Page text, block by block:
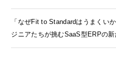
「なぜFit to Standardはうまくい
ジニアたちが挑むSaaS型ERPの